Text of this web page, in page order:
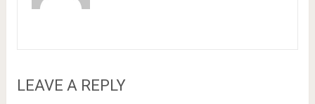
LEAVE A REPLY